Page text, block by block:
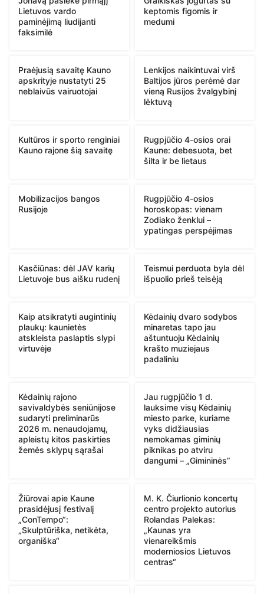
Lietuvos vardo
paminėjimą liudijanti
faksimilė
keptomis figomis ir
medumi
Praėjusią savaitę Kauno
apskrityje nustatyti 25
neblaivūs vairuotojai
Lenkijos naikintuvai virš
Baltijos jūros perėmė dar
vieną Rusijos žvalgybinį
lėktuvą
Kultūros ir sporto renginiai
Kauno rajone šią savaitę
Rugpjūčio 4-osios orai
Kaune: debesuota, bet
šilta ir be lietaus
Mobilizacijos bangos
Rusijoje
Rugpjūčio 4-osios
horoskopas: vienam
Zodiako ženklui –
ypatingas perspėjimas
Kasčiūnas: dėl JAV karių
Lietuvoje bus aišku rudenį
Teismui perduota byla dėl
išpuolio prieš teisėją
Kaip atsikratyti augintinių
plaukų: kaunietės
atskleista paslaptis slypi
virtuvėje
Kėdainių dvaro sodybos
minaretas tapo jau
aštuntuoju Kėdainių
krašto muziejaus
padaliniu
Kėdainių rajono
savivaldybės seniūnijose
sudaryti preliminarūs
2026 m. nenaudojamų,
apleistų kitos paskirties
žemės sklypų sąrašai
Jau rugpjūčio 1 d.
lauksime visų Kėdainių
miesto parke, kuriame
vyks didžiausias
nemokamas giminių
piknikas po atviru
dangumi – „Gimininės”
Žiūrovai apie Kaune
prasidėjusį festivalį
„ConTempo“:
„Skulptūriška, netikėta,
organiška“
M. K. Čiurlionio koncertų
centro projekto autorius
Rolandas Palekas:
„Kaunas yra
vienareikšmis
moderniosios Lietuvos
centras“